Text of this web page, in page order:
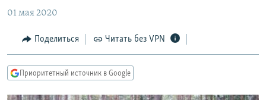
навигации
Вернутся
поиску
СЕВЕР.РЕАЛИИ
СИБИРЬ.РЕАЛИИ
01 мая 2020
Поделиться Читать без VPN
Приоритетный источник в Google